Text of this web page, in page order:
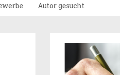
Autor gesucht